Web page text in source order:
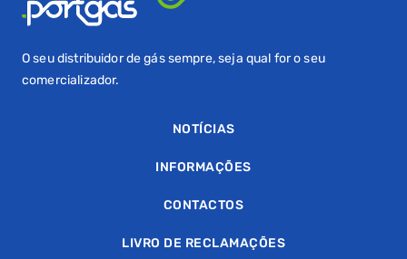
O seu distribuidor de gás sempre, seja qual for o seu
comercializador.
NOTÍCIAS
INFORMAÇÕES
CONTACTOS
LIVRO DE RECLAMAÇÕES